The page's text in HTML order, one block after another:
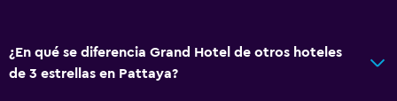
Plantas superiores accesibles por ascensor
¿En qué se diferencia Grand Hotel de otros hoteles
de 3 estrellas en Pattaya?